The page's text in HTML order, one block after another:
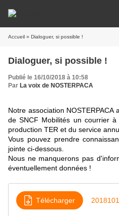
Accueil » Dialoguer, si possible !
Dialoguer, si possible !
Publié le 16/10/2018 à 10:58
Par La voix de NOSTERPACA
Notre association
de SNCF Mobilités un courrier
production TER et du service
Vous pouvez prendre
jointe ci-dessous.
Nous ne manquerons pas
éventuellement données !
Télécharger